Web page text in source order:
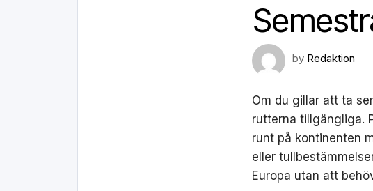
by Redaktion
Om du gillar att ta
rutterna tillgängliga.
runt på kontinenten
eller
Europa utan att